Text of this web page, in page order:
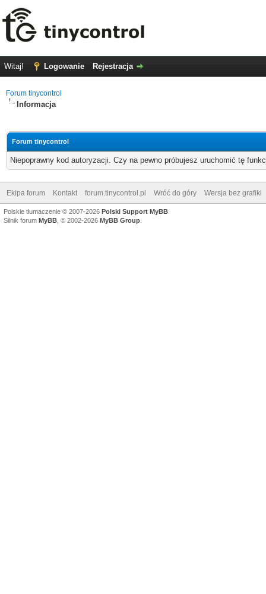
Witaj! Logowanie Rejestracja
Forum tinycontrol
Informacja
Forum tinycontrol
Niepoprawny kod autoryzacji. Czy na pewno próbujesz uruchomić tę
Ekipa forum Kontakt forum.tinycontrol.pl Wróć do góry Wersja bez grafiki
Polskie tłumaczenie © 2007-2026 Polski Support MyBB
Silnik forum MyBB , © 2002-2026 MyBB Group